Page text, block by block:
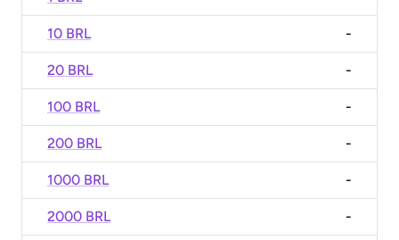
10 BRL -
20 BRL -
100 BRL -
200 BRL -
1000 BRL -
2000 BRL -